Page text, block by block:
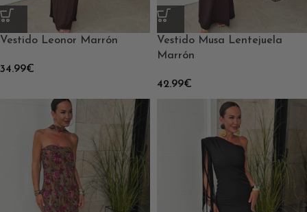
Vestido Leonor Marrón
34.99€
Vestido Musa Lentejuela
Marrón
42.99€